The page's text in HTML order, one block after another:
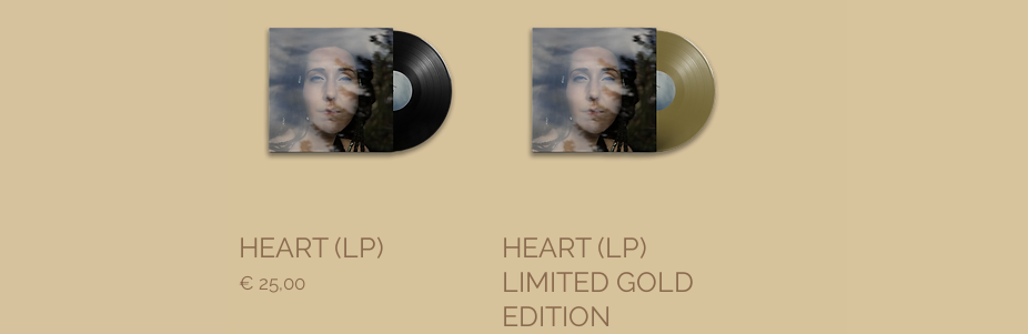
Snel overzicht
HEART (LP)
Prijs
€ 25,00
Snel overzicht
HEART (LP)
LIMITED GOLD
EDITION